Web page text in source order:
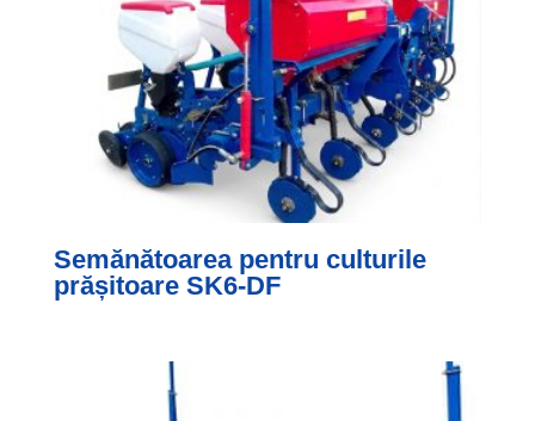
Semănătoarea pentru culturile
prășitoare SK6-DF